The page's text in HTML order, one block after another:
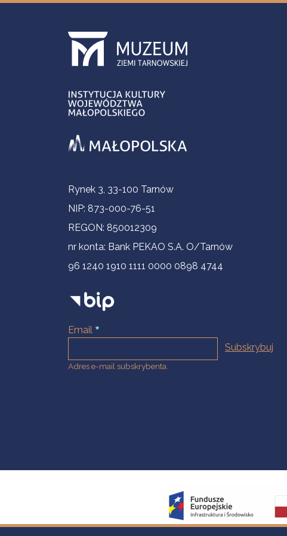
Informacje kontaktowe
Rynek 3, 33-100 Tarnów
NIP: 873-000-76-51
REGON: 850012309
nr konta: Bank PEKAO S.A. O/Tarnów
96 1240 1910 1111 0000 0898 4744
Email
Adres e-mail subskrybenta.